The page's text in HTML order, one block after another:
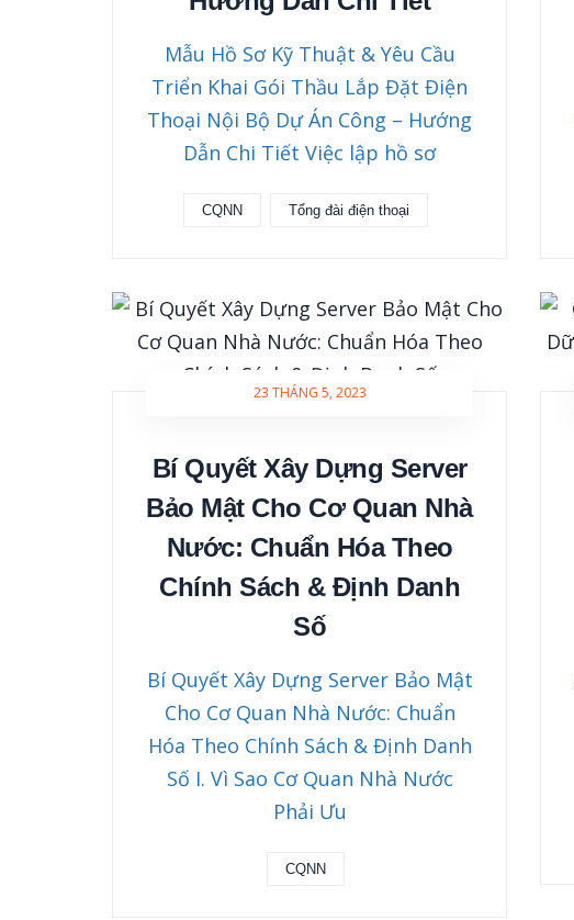
Mẫu Hồ Sơ Kỹ Thuật & Yêu Cầu
Triển Khai Gói Thầu Lắp Đặt Điện
Thoại Nội Bộ Dự Án Công – Hướng
Dẫn Chi Tiết Việc lập hồ sơ
CQNN Tổng đài điện thoại
23 THÁNG 5, 2023
Bí Quyết Xây Dựng Server
Bảo Mật Cho Cơ Quan Nhà
Nước: Chuẩn Hóa Theo
Chính Sách & Định Danh
Số
Bí Quyết Xây Dựng Server Bảo Mật
Cho Cơ Quan Nhà Nước: Chuẩn
Hóa Theo Chính Sách & Định Danh
Số I. Vì Sao Cơ Quan Nhà Nước
Phải Ưu
CQNN